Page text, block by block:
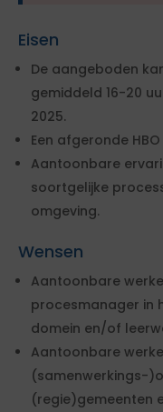
Eisen
De aangeboden
gemiddeld 16-20
2025.
Een afgeronde
Aantoonbare
soortgelijke
omgeving.
Wensen
Aantoonbare
procesmanager in
domein en/of
Aantoonbare
(samenwerkings-
(regie)gemeenten